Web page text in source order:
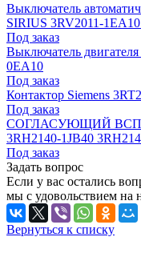
Выключатель
SIRIUS 3RV2011-
Под заказ
Выключатель
0EA10
Под заказ
Контактор Siemens
Под заказ
СОГЛАСУЮЩИЙ
3RH2140-1JB40
Под заказ
Задать вопрос
Если у вас остались
мы с удовольствием на
Вернуться к списку